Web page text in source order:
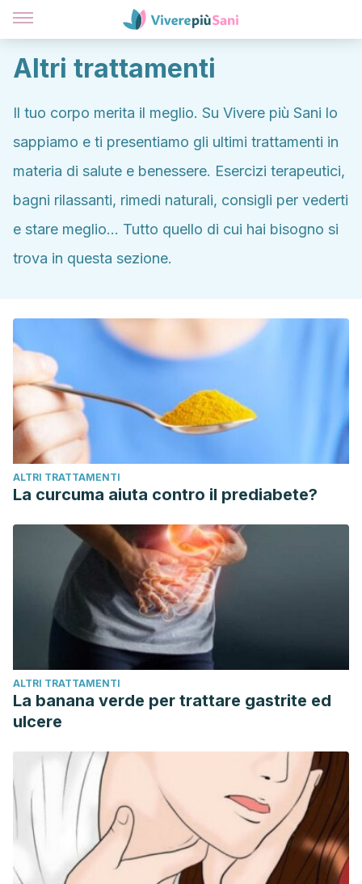
Altri trattamenti
Il tuo corpo merita il meglio. Su Vivere più Sani lo
sappiamo e ti presentiamo gli ultimi trattamenti in
materia di salute e benessere. Esercizi terapeutici,
bagni rilassanti, rimedi naturali, consigli per vederti
e stare meglio... Tutto quello di cui hai bisogno si
trova in questa sezione.
ALTRI TRATTAMENTI
La curcuma aiuta contro il prediabete?
ALTRI TRATTAMENTI
La banana verde per trattare gastrite ed
ulcere